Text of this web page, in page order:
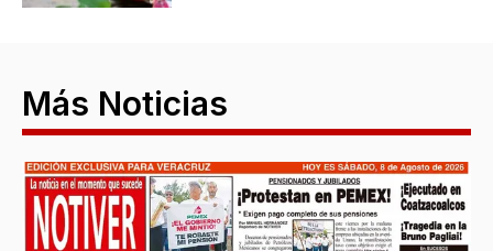
Más Noticias